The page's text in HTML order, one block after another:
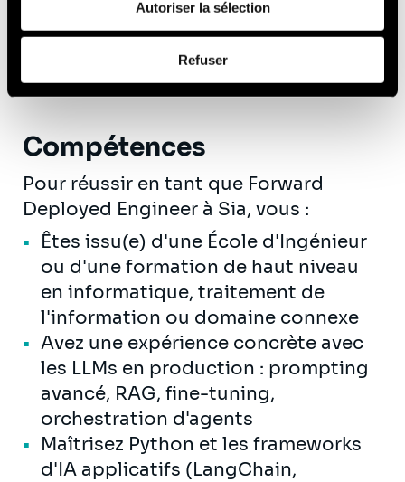
vous pouvez nous contacter et comment nous traitons
personnel
Autoriser la sélection
Refuser
Compétences
Pour réussir en tant que Forward
Deployed Engineer à Sia, vous :
Êtes issu(e) d'une École d'Ingénieur
ou d'une formation de haut niveau
en informatique, traitement de
l'information ou domaine connexe
Avez une expérience concrète avec
les LLMs en production : prompting
avancé, RAG, fine-tuning,
orchestration d'agents
Maîtrisez Python et les frameworks
d'IA applicatifs (LangChain,